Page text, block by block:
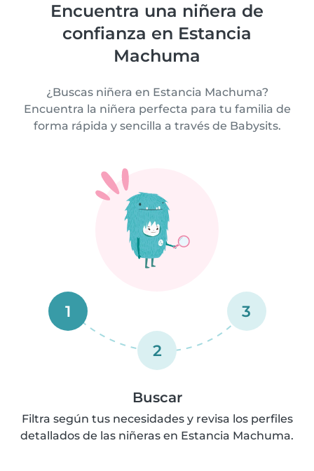
Encuentra una niñera de
confianza en Estancia
Machuma
¿Buscas niñera en Estancia Machuma?
Encuentra la niñera perfecta para tu familia de
forma rápida y sencilla a través de Babysits.
1
2
3
Buscar
Filtra según tus necesidades y revisa los perfiles
detallados de las niñeras en Estancia Machuma.